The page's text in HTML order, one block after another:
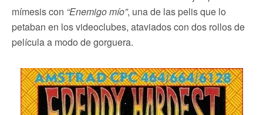
mímesis con “Enemigo mío”, una de las pelis que lo
petaban en los videoclubes, ataviados con dos rollos de
película a modo de gorguera.